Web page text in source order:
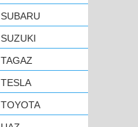
SUBARU
SUZUKI
TAGAZ
TESLA
TOYOTA